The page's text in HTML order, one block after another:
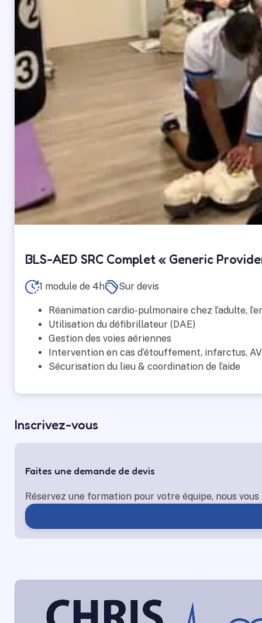
BLS-AED SRC Complet « Generic
1 module de 4h Sur devis
Réanimation cardio-pulmonaire chez l’adulte,
Utilisation du défibrillateur (DAE)
Gestion des voies aériennes
Intervention en cas d’étouffement, infarctus,
Sécurisation du lieu & coordination de l’aide
Inscrivez-vous
Faites une demande de devis
Réservez une formation pour votre équipe, nous